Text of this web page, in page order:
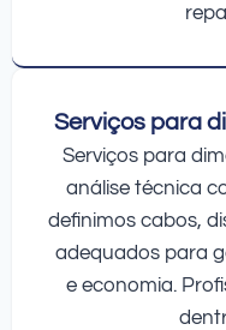
Serviços para
Serviços para
análise técnica
definimos cabos,
adequados para
e economia.